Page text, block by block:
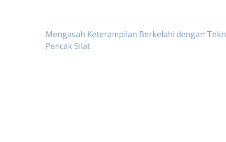
Post
Mengasah Keterampilan Berkelahi dengan
Pencak Silat